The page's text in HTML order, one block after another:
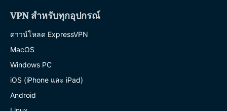
VPN สำหรับทุกอุปกรณ์
ดาวน์โหลด ExpressVPN
MacOS
Windows PC
iOS (iPhone และ iPad)
Android